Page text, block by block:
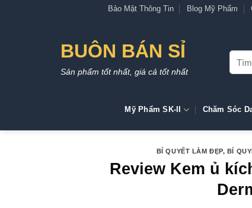
Bảo Mật Thông Tin Blog Mỹ Phẩm
BUÔN BÁN SỈ
Sản phẩm tốt nhất, giá cả tốt nhất
Tìm
kiếm:
Mỹ Phẩm SK-II Chăm Sóc
BÍ QUYẾT LÀM ĐẸP, BÍ
Review Kem ủ